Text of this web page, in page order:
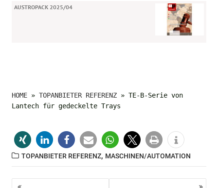
AUSTROPACK 2025/04
HOME »TOPANBIETER REFERENZ »TE-B-Serie von
Lantech für gedeckelte Trays
TOPANBIETER REFERENZ, MASCHINEN/AUTOMATION